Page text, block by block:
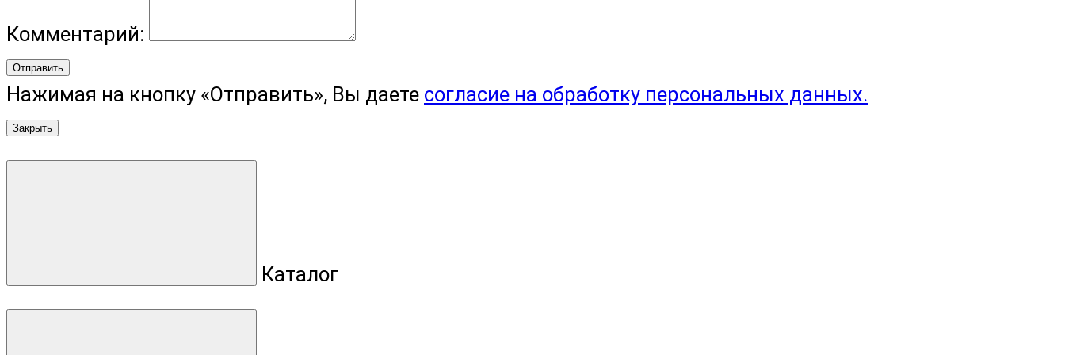
Комментарий:
Отправить
Нажимая на кнопку «Отправить», Вы даете согласие на обработку персональных данных.
Закрыть
Каталог